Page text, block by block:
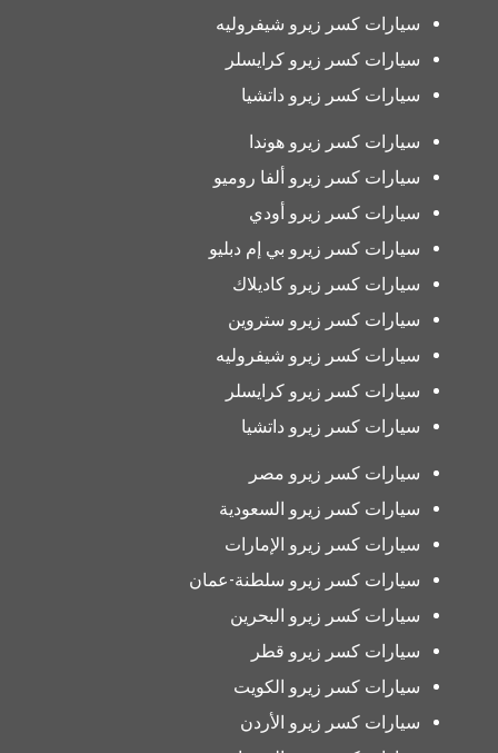
سيارات كسر زيرو شيفروليه
سيارات كسر زيرو كرايسلر
سيارات كسر زيرو داتشيا
سيارات كسر زيرو هوندا
سيارات كسر زيرو ألفا روميو
سيارات كسر زيرو أودي
سيارات كسر زيرو بي إم دبليو
سيارات كسر زيرو كاديلاك
سيارات كسر زيرو ستروين
سيارات كسر زيرو شيفروليه
سيارات كسر زيرو كرايسلر
سيارات كسر زيرو داتشيا
سيارات كسر زيرو مصر
سيارات كسر زيرو السعودية
سيارات كسر زيرو الإمارات
سيارات كسر زيرو سلطنة-عمان
سيارات كسر زيرو البحرين
سيارات كسر زيرو قطر
سيارات كسر زيرو الكويت
سيارات كسر زيرو الأردن